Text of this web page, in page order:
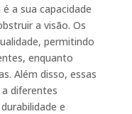
a sua capacidade
a visão. Os
permitindo
enquanto
Além disso, essas
diferentes
e